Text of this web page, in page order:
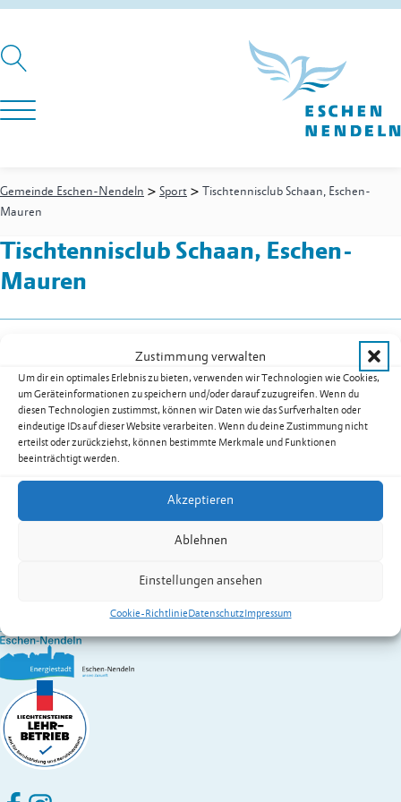
Zustimmung verwalten
Um dir ein optimales Erlebnis zu bieten, verwenden wir Technologien wie Cookies,
um Geräteinformationen zu speichern und/oder darauf zuzugreifen. Wenn du
diesen Technologien zustimmst, können wir Daten wie das Surfverhalten oder
eindeutige IDs auf dieser Website verarbeiten. Wenn du deine Zustimmung nicht
erteilst oder zurückziehst, können bestimmte Merkmale und Funktionen
beeinträchtigt werden.
Akzeptieren
Ablehnen
Einstellungen ansehen
Cookie-RichtlinieDatenschutzImpressum
Gemeinde Eschen-Nendeln > Sport > Tischtennisclub Schaan, Eschen-
Mauren
Tischtennisclub Schaan, Eschen-
Mauren
9492Eschen
Mobil+41 79 349 43 63
E-Mailinfo.ttc.sem@gmail.com
Webwww.ttc-sem.li
Kontakt:HuberWerner
Vereine in Eschen
St. Martins-Ring 2, 9492 Eschen
+423 377 50 10, verwaltung@eschen.li